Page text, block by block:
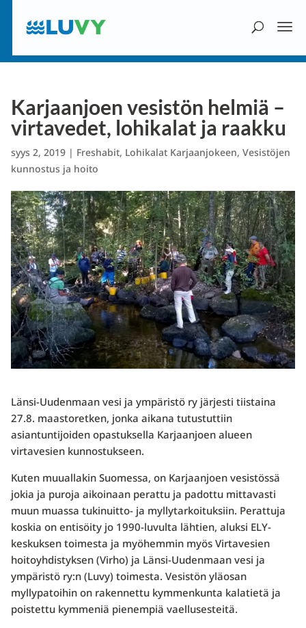
Karjaanjoen vesistön helmiä –
virtavedet, lohikalat ja raakku
syys 2, 2019| Freshabit, Lohikalat Karjaanjokeen, Vesistöjen
kunnostus ja hoito
Länsi-Uudenmaan vesi ja ympäristö ry järjesti tiistaina
27.8. maastoretken, jonka aikana tutustuttiin
asiantuntijoiden opastuksella Karjaanjoen alueen
virtavesien kunnostukseen.
Kuten muuallakin Suomessa, on Karjaanjoen vesistössä
jokia ja puroja aikoinaan perattu ja padottu mittavasti
muun muassa tukinuitto- ja myllytarkoituksiin. Perattuja
koskia on entisöity jo 1990-luvulta lähtien, aluksi ELY-
keskuksen toimesta ja myöhemmin myös Virtavesien
hoitoyhdistyksen (Virho) ja Länsi-Uudenmaan vesi ja
ympäristö ry:n (Luvy) toimesta. Vesistön yläosan
myllypatoihin on rakennettu kymmenkunta kalatietä ja
poistettu kymmeniä pienempiä vaellusesteitä.